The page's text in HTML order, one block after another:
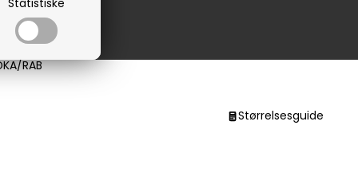
Statistiske
RAB
Størrelsesguide